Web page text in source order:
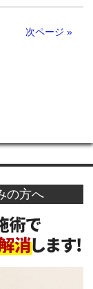
次ページ »
の方へ